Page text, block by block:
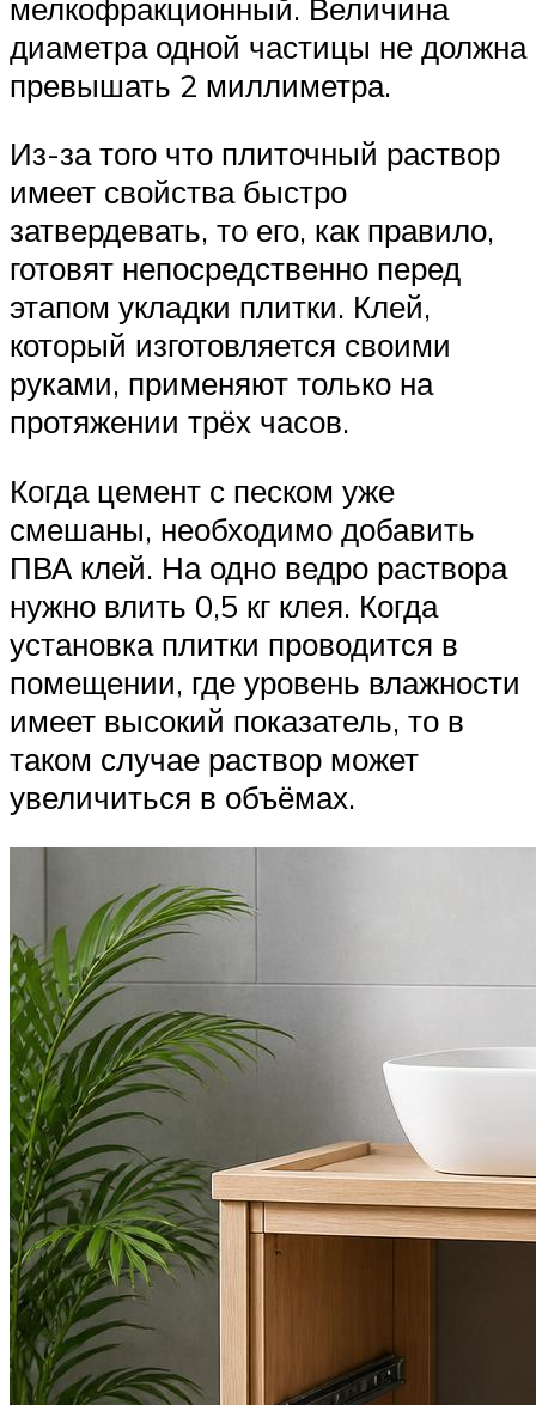
мелкофракционный. Величина
диаметра одной частицы не должна
превышать 2 миллиметра.
Из-за того что плиточный раствор
имеет свойства быстро
затвердевать, то его, как правило,
готовят непосредственно перед
этапом укладки плитки. Клей,
который изготовляется своими
руками, применяют только на
протяжении трёх часов.
Когда цемент с песком уже
смешаны, необходимо добавить
ПВА клей. На одно ведро раствора
нужно влить 0,5 кг клея. Когда
установка плитки проводится в
помещении, где уровень влажности
имеет высокий показатель, то в
таком случае раствор может
увеличиться в объёмах.